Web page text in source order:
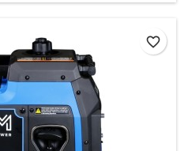
favorite_border